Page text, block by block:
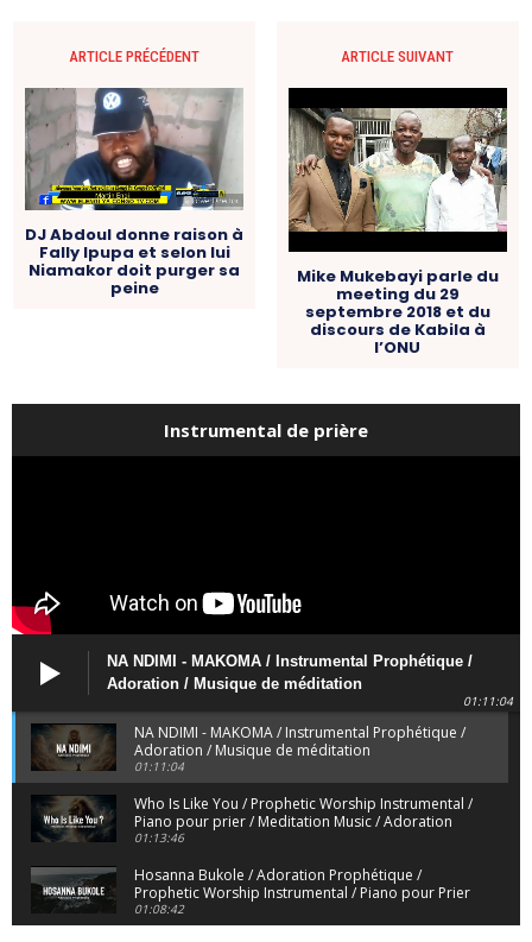
ARTICLE PRÉCÉDENT
DJ Abdoul donne raison à
Fally Ipupa et selon lui
Niamakor doit purger sa
peine
ARTICLE SUIVANT
Mike Mukebayi parle du
meeting du 29
septembre 2018 et du
discours de Kabila à
l’ONU
Instrumental de prière
NA NDIMI - MAKOMA / Instrumental Prophétique /
Adoration / Musique de méditation
01:11:04
NA NDIMI - MAKOMA / Instrumental Prophétique /
Adoration / Musique de méditation
01:11:04
Who Is Like You / Prophetic Worship Instrumental /
Piano pour prier / Meditation Music / Adoration
01:13:46
Hosanna Bukole / Adoration Prophétique /
Prophetic Worship Instrumental / Piano pour Prier
01:08:42